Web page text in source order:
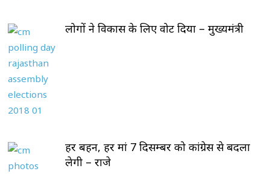
लोगों ने विकास के लिए वोट दिया – मुख्यमंत्री
हर बहन, हर मां 7 दिसम्बर को कांग्रेस से बदला
लेगी – राजे